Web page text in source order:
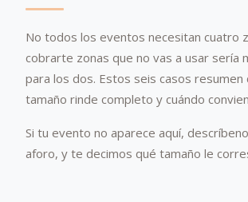
No todos los eventos necesitan cuatro
cobrarte zonas que no vas a usar sería
para los dos. Estos seis casos resumen
tamaño rinde completo y cuándo
Si tu evento no aparece aquí,
aforo, y te decimos qué tamaño le